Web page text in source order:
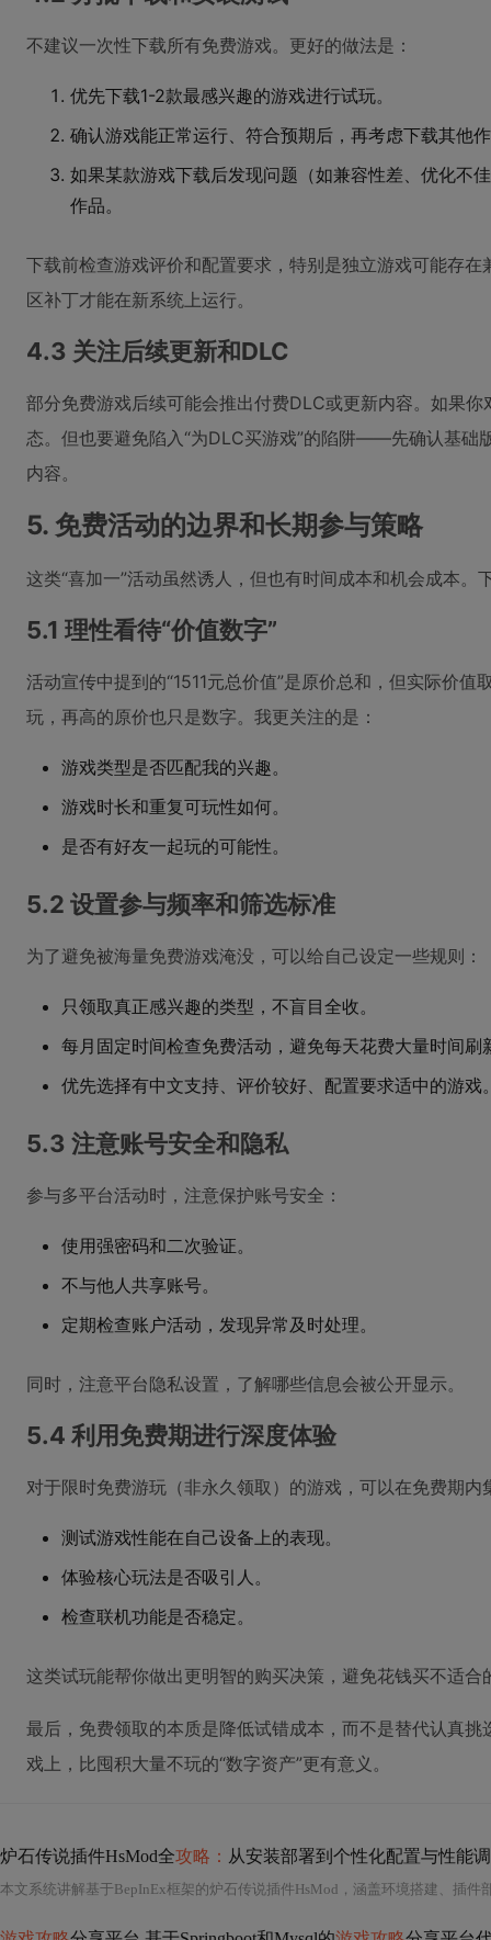
不建议一次性下载所有免费游戏。更好的做法是：
优先下载1-2款最感兴趣的游戏进行试玩。
确认游戏能正常运行、符合预期后，再考虑下载其他
如果某款游戏下载后发现问题（如兼容性差、优化不
作品。
下载前检查游戏评价和配置要求，特别是独立游戏可能存
区补丁才能在新系统上运行。
4.3 关注后续更新和DLC
部分免费游戏后续可能会推出付费DLC或更新内容。如果
态。但也要避免陷入“为DLC买游戏”的陷阱——先确认基础
内容。
5. 免费活动的边界和长期参与策略
这类“喜加一”活动虽然诱人，但也有时间成本和机会成本。
5.1 理性看待“价值数字”
活动宣传中提到的“1511元总价值”是原价总和，但实际价
玩，再高的原价也只是数字。我更关注的是：
游戏类型是否匹配我的兴趣。
游戏时长和重复可玩性如何。
是否有好友一起玩的可能性。
5.2 设置参与频率和筛选标准
为了避免被海量免费游戏淹没，可以给自己设定一些规则：
只领取真正感兴趣的类型，不盲目全收。
每月固定时间检查免费活动，避免每天花费大量时间刷
优先选择有中文支持、评价较好、配置要求适中的游戏
5.3 注意账号安全和隐私
参与多平台活动时，注意保护账号安全：
使用强密码和二次验证。
不与他人共享账号。
定期检查账户活动，发现异常及时处理。
同时，注意平台隐私设置，了解哪些信息会被公开显示。
5.4 利用免费期进行深度体验
对于限时免费游玩（非永久领取）的游戏，可以在免费期
测试游戏性能在自己设备上的表现。
体验核心玩法是否吸引人。
检查联机功能是否稳定。
这类试玩能帮你做出更明智的购买决策，避免花钱买不适合
最后，免费领取的本质是降低试错成本，而不是替代认真
戏上，比囤积大量不玩的“数字资产”更有意义。
炉石传说插件HsMod全攻略： 从安装部署到个性化配置与性能